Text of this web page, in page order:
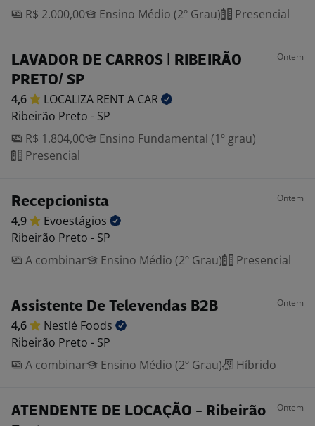
R$ 2.000,00
Ensino Médio (2º Grau) Presencial
LAVADOR DE CARROS | RIBEIRÃO
PRETO/ SP
Ontem
4,6 LOCALIZA RENT A CAR
Ribeirão Preto - SP
R$ 1.804,00
Ensino Fundamental (1º grau)
Presencial
Recepcionista Ontem
4,9
Evoestágios
Ribeirão Preto - SP
A combinar
Ensino Médio (2º Grau) Presencial
Assistente De Televendas B2B Ontem
4,6 Nestlé Foods
Ribeirão Preto - SP
A combinar
Ensino Médio (2º Grau) Híbrido
ATENDENTE DE LOCAÇÃO - Ribeirão
Ontem